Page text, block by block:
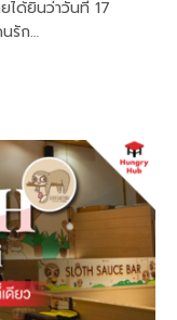
ได้ยินว่าวันที่ 17
รัก…